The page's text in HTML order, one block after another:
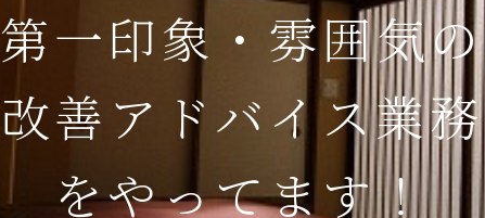
第一印象・雰囲気の
改善アドバイス業務
をやってます！